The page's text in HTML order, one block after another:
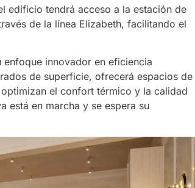
edificio tendrá acceso a la estación de
de la línea Elizabeth, facilitando el
enfoque innovador en eficiencia
de superficie, ofrecerá espacios de
el confort térmico y la calidad
está en marcha y se espera su